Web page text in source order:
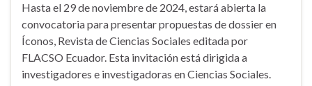
Hasta el 29 de noviembre de 2024, estará abierta la
convocatoria para presentar propuestas de dossier en
Íconos, Revista de Ciencias Sociales editada por
FLACSO Ecuador. Esta invitación está dirigida a
investigadores e investigadoras en Ciencias Sociales.